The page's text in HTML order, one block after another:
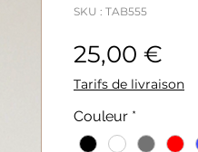
SKU : TAB555
25,00 €
Tarifs de livraison
Couleur *